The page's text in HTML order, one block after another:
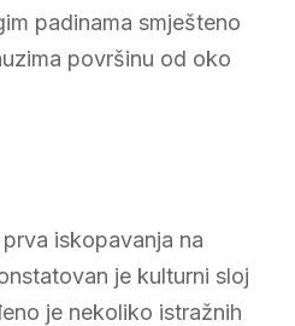
padinama smješteno
površinu od oko
iskopavanja na
je kulturni sloj
je nekoliko istražnih